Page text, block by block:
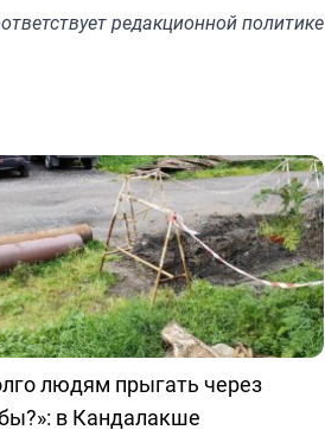
редакционной политике
людям прыгать через
в Кандалакше